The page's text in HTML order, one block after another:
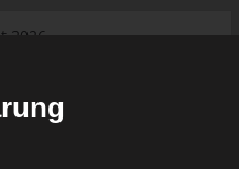
2026
und 23. August